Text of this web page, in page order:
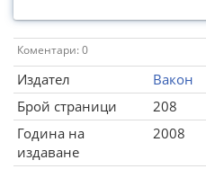
Коментари: 0
Издател
Вакон
Брой страници
208
Година на
издаване
2008